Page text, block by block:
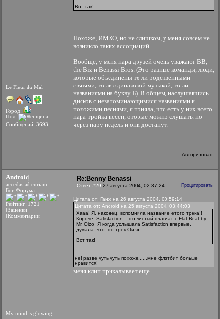
Le Fleur du Mal
Город:
Пол:
Сообщений: 3693
Вот так!
Похоже, ИМХО, но не слишком, у меня совсем не
возникло таких ассоциаций.
Вообще, у меня пара друзей очень уважают BB,
the Biz и Benassi Bros. (Это разные команды, люди,
которые объединены то ли родственными
связями, то ли одинаковой музыкой, то ли
названиями на букву Б). В общем, наслушавшись
дисков с незапоминающимися названиями и
похожими песнями, я поняла, что есть у них всего
пара-тройка песен, оторые можно слушать, но
через пару недель и они достанут.
Авторизован
Android
accedas ad curiam
Бог Форума
Рейтинг: 1721
[Заценки]
[Комментарии]
My mind is glowing...
Re:Benny Benassi
Ответ #29 27 августа 2004, 02:37:24 Процитировать
Цитата от: Ганж на 26 августа 2004, 00:59:14
Цитата от: Android на 25 августа 2004, 03:44:03
Хааа! Я, наконец, вспомнила название етого трека!!
Короче, Satisfaction - это чистый плагиат с Flat Beat by
Mr. Oizo
Я когда услышала Satisfaction впервые,
думала. что это трек Оизо
Вот так!
не! разве чуть чуть похоже......мне флэтбит больше
нравится!
меня клип прикалывает еще